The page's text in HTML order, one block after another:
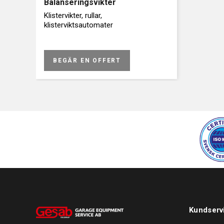
Balanseringsvikter
Klistervikter, rullar,
klisterviktsautomater
BEGÄR EN OFFERT